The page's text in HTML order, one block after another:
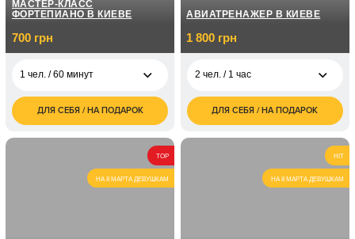
МАСТЕР-КЛАСС
ФОРТЕПИАНО В КИЕВЕ
700 грн
1 чел. / 60 минут
грн
занятий по 1 часу
5 050
грн
ДЛЯ СЕБЯ / НА ПОДАРОК
АВИАТРЕНАЖЕР В КИЕВЕ
1 800 грн
2 чел. / 1 час
1 800
грн
ДЛЯ СЕБЯ / НА ПОДАРОК
TOP
НА 8 МАРТА ДЕВУШКАМ
HIT
НА 8 МАРТА ДЕВУШКАМ